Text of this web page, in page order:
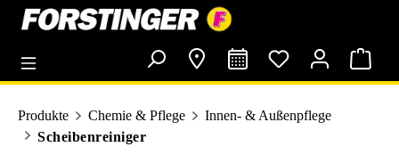
springen
Produkte Chemie & Pflege
Innen- & Außenpflege
Scheibenreiniger